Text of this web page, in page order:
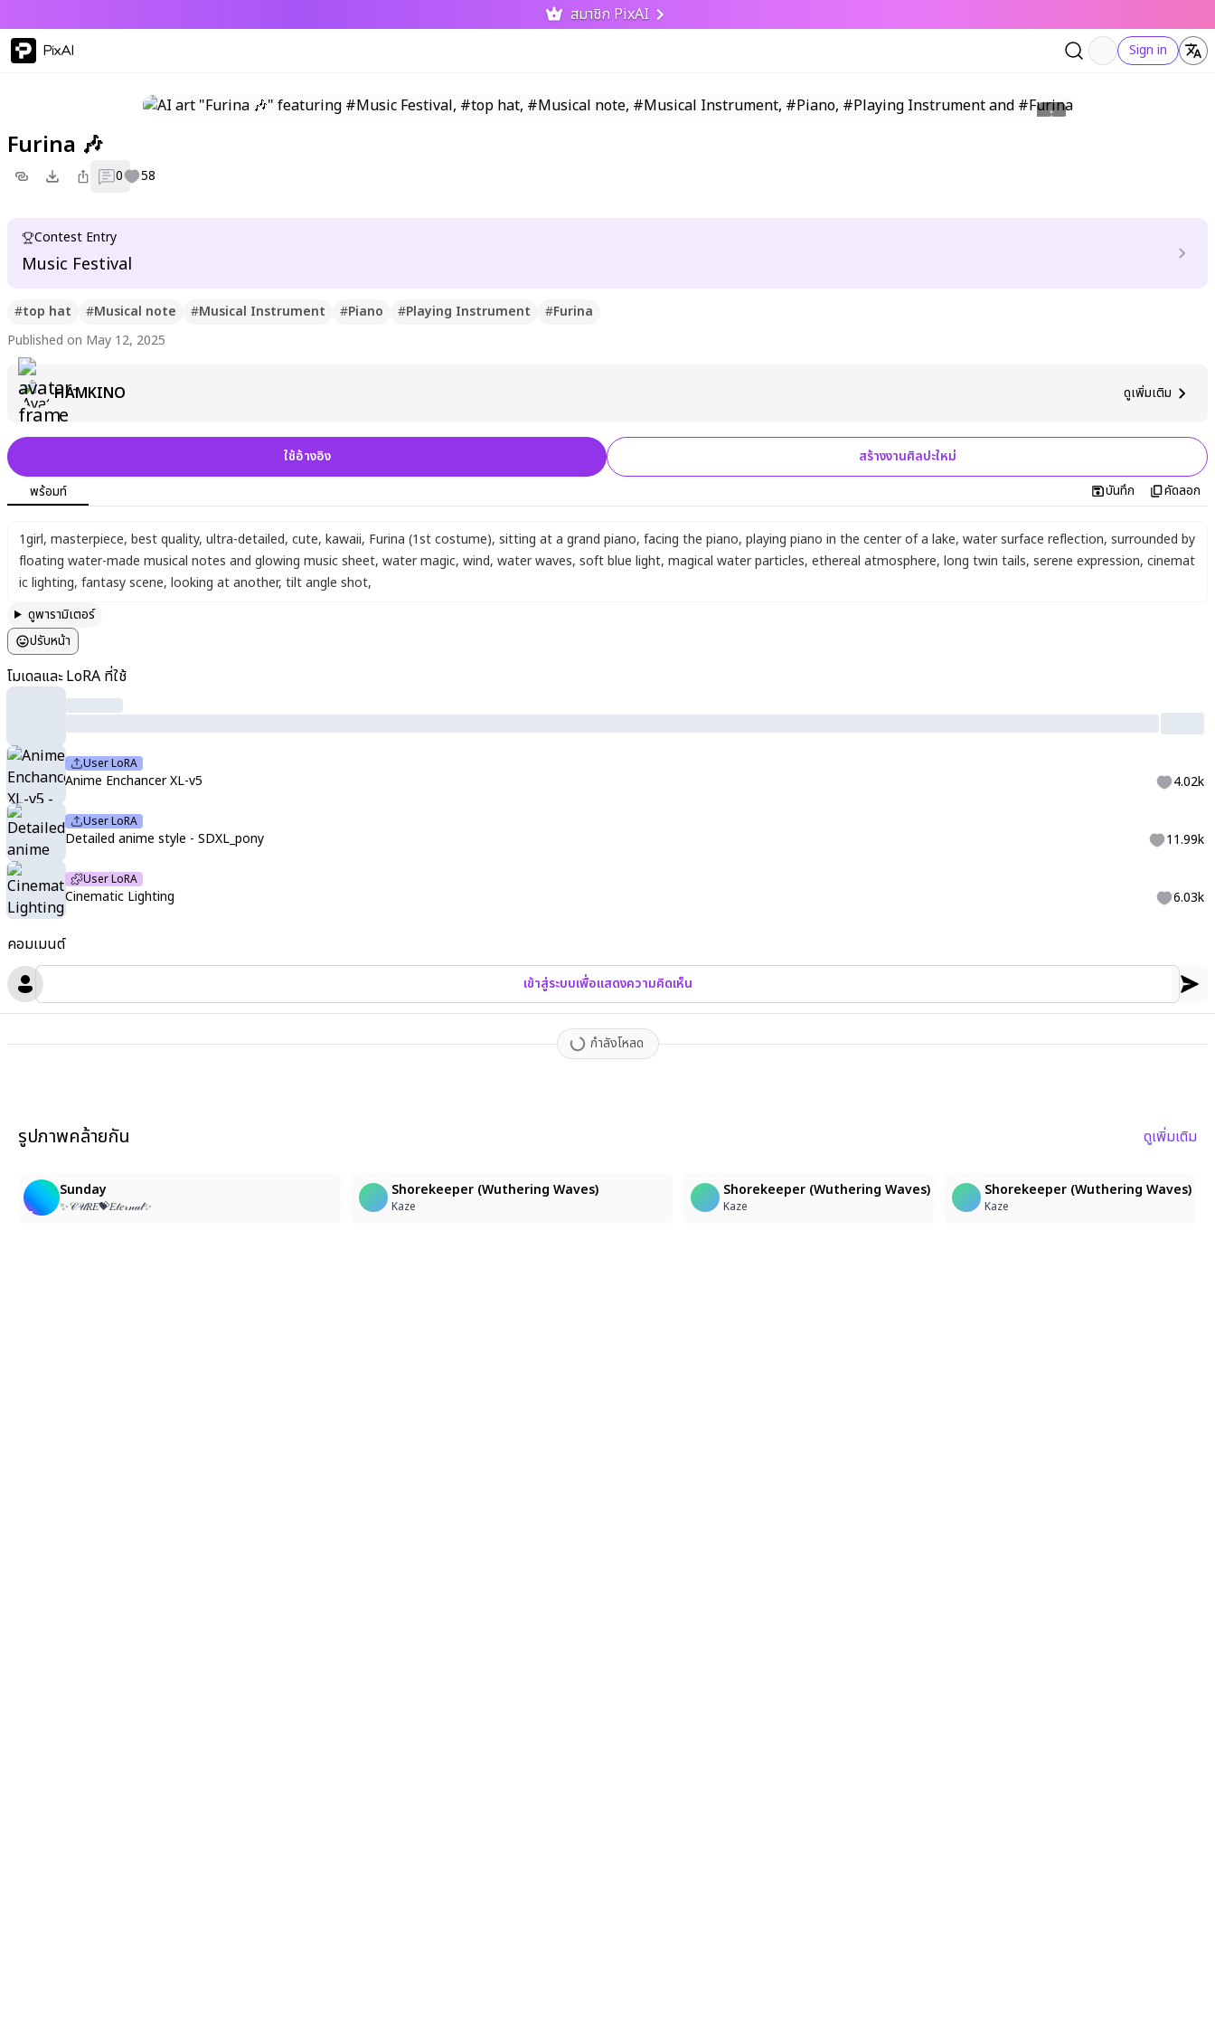
สมาชิก PixAI
PixAI Sign in
Furina 🎶
0 58
Contest Entry
Music Festival
#top hat #Musical note #Musical Instrument #Piano #Playing Instrument #Furina
Published on May 12, 2025
HAMKINO ดูเพิ่มเติม
คอมเมนต์
เข้าสู่ระบบเพื่อแสดงความคิดเห็น
กำลังโหลด
ใช้อ้างอิง
สร้างงานศิลปะใหม่
พร้อมท์
บันทึก คัดลอก
1girl, masterpiece, best quality, ultra-detailed, cute, kawaii, Furina (1st costume), sitting at a grand piano, facing the piano, playing piano in the center of a lake, water surface reflection, surrounded by
floating water-made musical notes and glowing music sheet, water magic, wind, water waves, soft blue light, magical water particles, ethereal atmosphere, long twin tails, serene expression, cinemat
ic lighting, fantasy scene, looking at another, tilt angle shot,
ดูพารามิเตอร์
ปรับหน้า
โมเดลและ LoRA ที่ใช้
User LoRA
Anime Enchancer XL-v5 4.02k
User LoRA
Detailed anime style - SDXL_pony 11.99k
User LoRA
Cinematic Lighting 6.03k
รูปภาพคล้ายกัน ดูเพิ่มเติม
Sunday
✨𝒞𝒰𝑅𝐸💝𝐸𝓉𝑒𝓇𝓃𝒶𝓁✨
Shorekeeper (Wuthering Waves)
Kaze
Shorekeeper (Wuthering Waves)
Kaze
Shorekeeper (Wuthering Waves)
Kaze